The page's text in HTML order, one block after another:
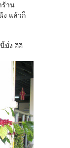
ร้าน
ง แล้วก็
มั่ง อิอิ